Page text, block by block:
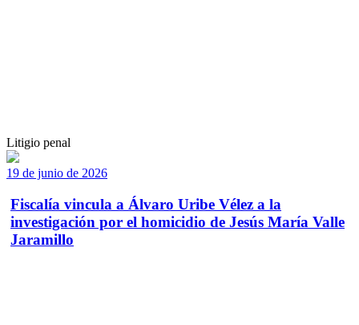
Litigio penal
19 de junio de 2026
Fiscalía vincula a Álvaro Uribe Vélez a la
investigación por el homicidio de Jesús María Valle
Jaramillo